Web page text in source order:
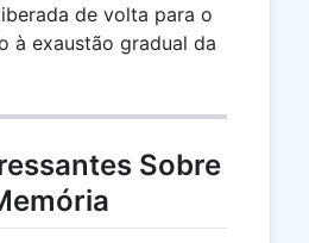
de volta para o
à exaustão gradual da
Sobre